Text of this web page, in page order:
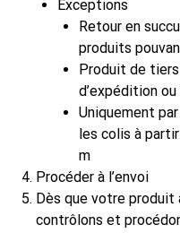
Exceptions
Retour en
produits
Produit de
d’expédition
Uniquement
les colis à
m
Procéder à l’envoi
Dès que votre produit
contrôlons et